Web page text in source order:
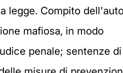
legge. Compito
mafiosa, in modo
penale; sentenze di